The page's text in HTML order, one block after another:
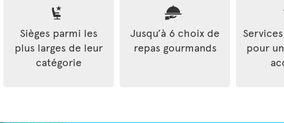
Sièges parmi les
plus larges de leur
catégorie
Jusqu’à 6 choix de
repas gourmands
pour